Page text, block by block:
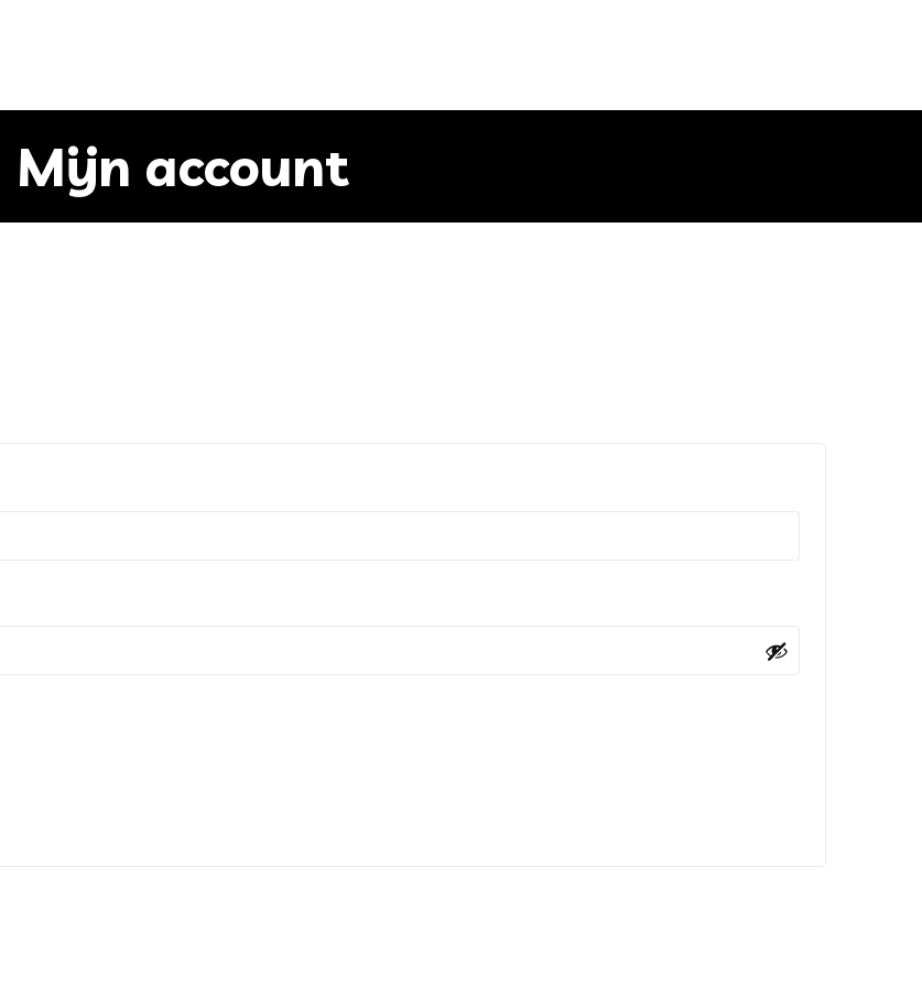
Mijn account